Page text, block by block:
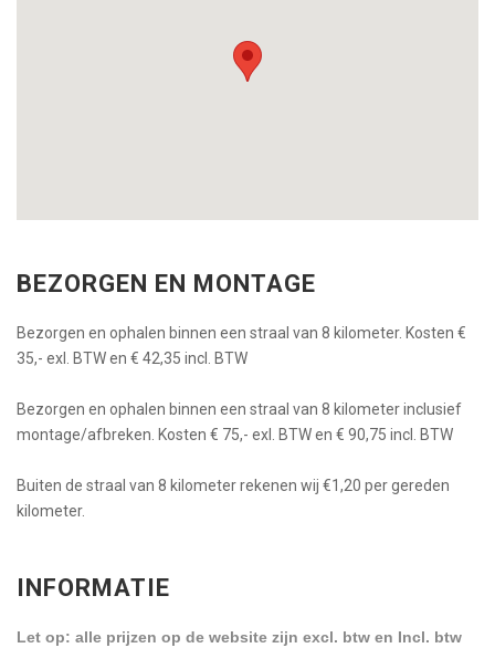
BEZORGEN EN MONTAGE
Bezorgen en ophalen binnen een straal van 8 kilometer. Kosten €
35,- exl. BTW en € 42,35 incl. BTW
Bezorgen en ophalen binnen een straal van 8 kilometer inclusief
montage/afbreken. Kosten € 75,- exl. BTW en € 90,75 incl. BTW
Buiten de straal van 8 kilometer rekenen wij €1,20 per gereden
kilometer.
INFORMATIE
Let op: alle prijzen op de website zijn excl. btw en Incl. btw